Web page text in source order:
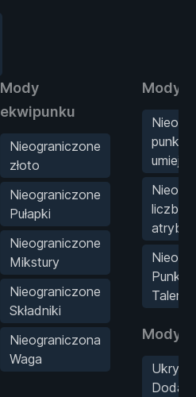
Mody
ekwipunku
Nieograniczone
złoto
Nieograniczone
Pułapki
Nieograniczone
Mikstury
Nieograniczone
Składniki
Nieograniczona
Waga
Mody
punkty
liczba
Punkty
Mody
Ukryj